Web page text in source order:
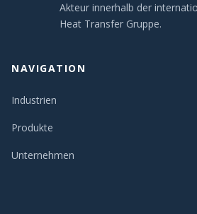
Akteur innerhalb der
Heat Transfer Gruppe.
NAVIGATION
Industrien
Produkte
Unternehmen